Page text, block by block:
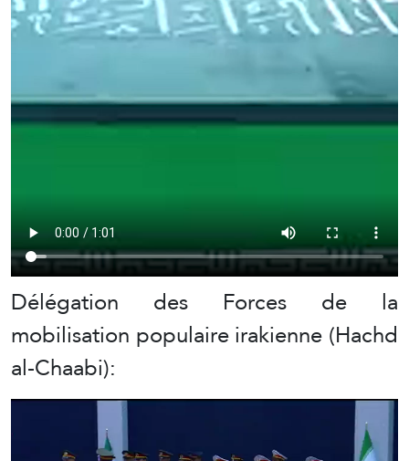
Délégation des Forces de la
mobilisation populaire irakienne (Hachd
al-Chaabi):